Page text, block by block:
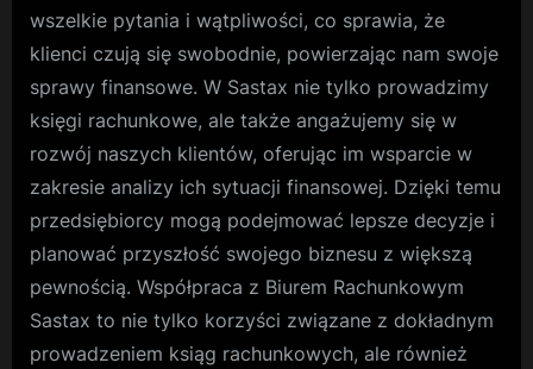
wszelkie pytania i wątpliwości, co sprawia, że
klienci czują się swobodnie, powierzając nam swoje
sprawy finansowe. W Sastax nie tylko prowadzimy
księgi rachunkowe, ale także angażujemy się w
rozwój naszych klientów, oferując im wsparcie w
zakresie analizy ich sytuacji finansowej. Dzięki temu
przedsiębiorcy mogą podejmować lepsze decyzje i
planować przyszłość swojego biznesu z większą
pewnością. Współpraca z Biurem Rachunkowym
Sastax to nie tylko korzyści związane z dokładnym
prowadzeniem ksiąg rachunkowych, ale również